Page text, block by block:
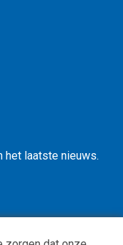
het laatste nieuws.